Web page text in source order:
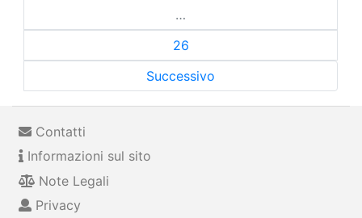
…
26
Successivo
Contatti
Informazioni sul sito
Note Legali
Privacy